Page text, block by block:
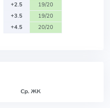
+2.5
19/20
+3.5
19/20
+4.5
20/20
Ср. ЖК